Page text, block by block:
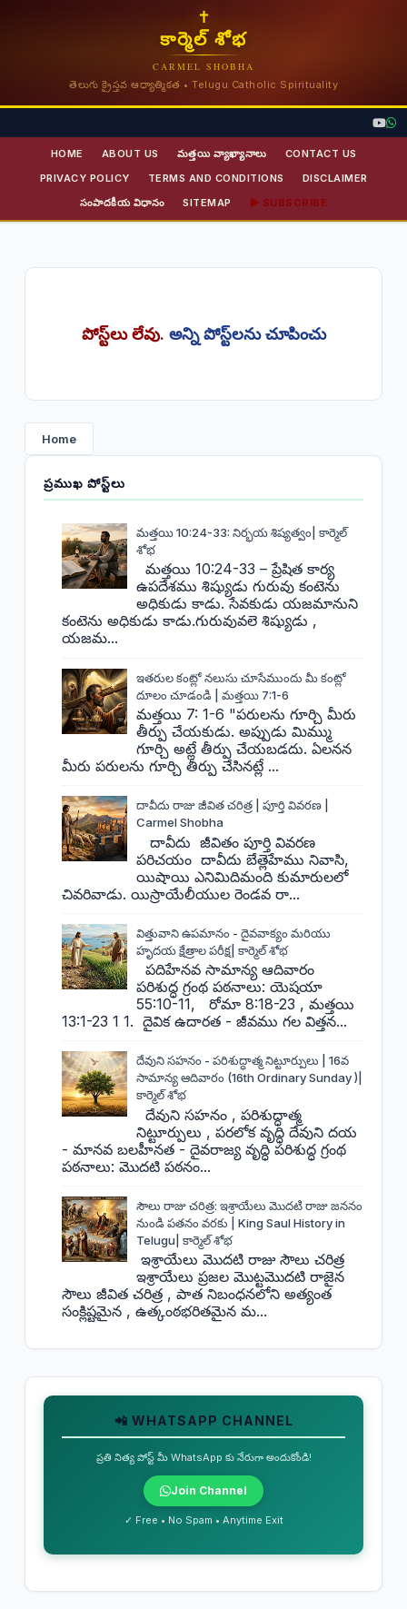
✝
కార్మెల్ శోభ
CARMEL SHOBHA
తెలుగు క్రైస్తవ ఆధ్యాత్మికత • Telugu Catholic Spirituality
HOME ABOUT US మత్తయి వ్యాఖ్యానాలు
CONTACT US
PRIVACY POLICY
TERMS AND CONDITIONS
DISCLAIMER
సంపాదకీయ విధానం
SITEMAP ▶ SUBSCRIBE
పోస్ట్‌లు లేవు. అన్ని పోస్ట్‌లను చూపించు
Home
ప్రముఖ పోస్ట్‌లు
మత్తయి 10:24-33: నిర్భయ శిష్యత్వం| కార్మెల్
శోభ
మత్తయి 10:24-33 – ప్రేషిత కార్య
ఉపదేశము శిష్యుడు గురువు కంటెను
అధికుడు కాడు. సేవకుడు యజమానుని
కంటెను అధికుడు కాడు.గురువువలె శిష్యుడు ,
యజమ...
ఇతరుల కంట్లో నలుసు చూసేముందు మీ కంట్లో
దూలం చూడండి | మత్తయి 7:1-6
మత్తయి 7: 1-6 "పరులను గూర్చి మీరు
తీర్పు చేయకుడు. అప్పుడు మిమ్ము
గూర్చి అట్లే తీర్పు చేయబడదు. ఏలనన
మీరు పరులను గూర్చి తీర్పు చేసినట్లే ...
దావీదు రాజు జీవిత చరిత్ర | పూర్తి వివరణ |
Carmel Shobha
దావీదు జీవితం పూర్తి వివరణ
పరిచయం దావీదు బేత్లెహేము నివాసి,
యిషాయి ఎనిమిదిమంది కుమారులలో
చివరివాడు. యిస్రాయేలీయుల రెండవ రా...
విత్తువాని ఉపమానం - దైవవాక్యం మరియు
హృదయ క్షేత్రాల పరీక్ష| కార్మెల్ శోభ
పదిహేనవ సామాన్య ఆదివారం
పరిశుద్ధ గ్రంథ పఠనాలు: యెషయా
55:10-11, రోమా 8:18-23 , మత్తయి
13:1-23 1 1. దైవిక ఉదారత - జీవము గల విత్తన...
దేవుని సహనం - పరిశుద్ధాత్మ నిట్టూర్పులు | 16వ
సామాన్య ఆదివారం (16th Ordinary Sunday )|
కార్మెల్ శోభ
దేవుని సహనం , పరిశుద్ధాత్మ
నిట్టూర్పులు , పరలోక వృద్ధి దేవుని దయ
- మానవ బలహీనత - దైవరాజ్య వృద్ధి పరిశుద్ధ గ్రంథ
పఠనాలు: మొదటి పఠనం...
సౌలు రాజు చరిత్ర: ఇశ్రాయేలు మొదటి రాజు జననం
నుండి పతనం వరకు | King Saul History in
Telugu| కార్మెల్ శోభ
ఇశ్రాయేలు మొదటి రాజు సౌలు చరిత్ర
ఇశ్రాయేలు ప్రజల మొట్టమొదటి రాజైన
సౌలు జీవిత చరిత్ర , పాత నిబంధనలోని అత్యంత
సంక్లిష్టమైన , ఉత్కంఠభరితమైన మ...
📲 WHATSAPP CHANNEL
ప్రతి నిత్య పోస్ట్ మీ WhatsApp కు నేరుగా అందుకోండి!
Join Channel
✓ Free • No Spam • Anytime Exit